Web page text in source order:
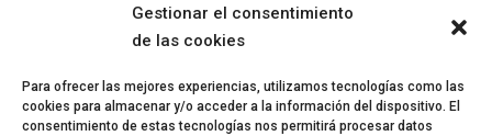
Gestionar el consentimiento
de las cookies
Para ofrecer las mejores experiencias, utilizamos tecnologías como las
cookies para almacenar y/o acceder a la información del dispositivo. El
consentimiento de estas tecnologías nos permitirá procesar datos